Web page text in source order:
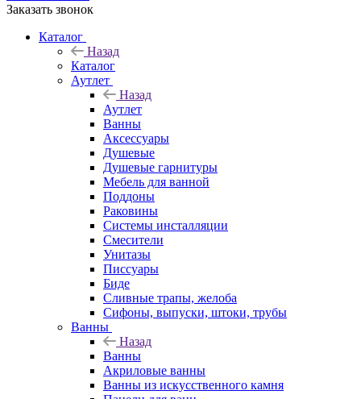
Заказать звонок
Каталог
Назад
Каталог
Аутлет
Назад
Аутлет
Ванны
Аксессуары
Душевые
Душевые гарнитуры
Мебель для ванной
Поддоны
Раковины
Системы инсталляции
Смесители
Унитазы
Писсуары
Биде
Сливные трапы, желоба
Сифоны, выпуски, штоки, трубы
Ванны
Назад
Ванны
Акриловые ванны
Ванны из искусственного камня